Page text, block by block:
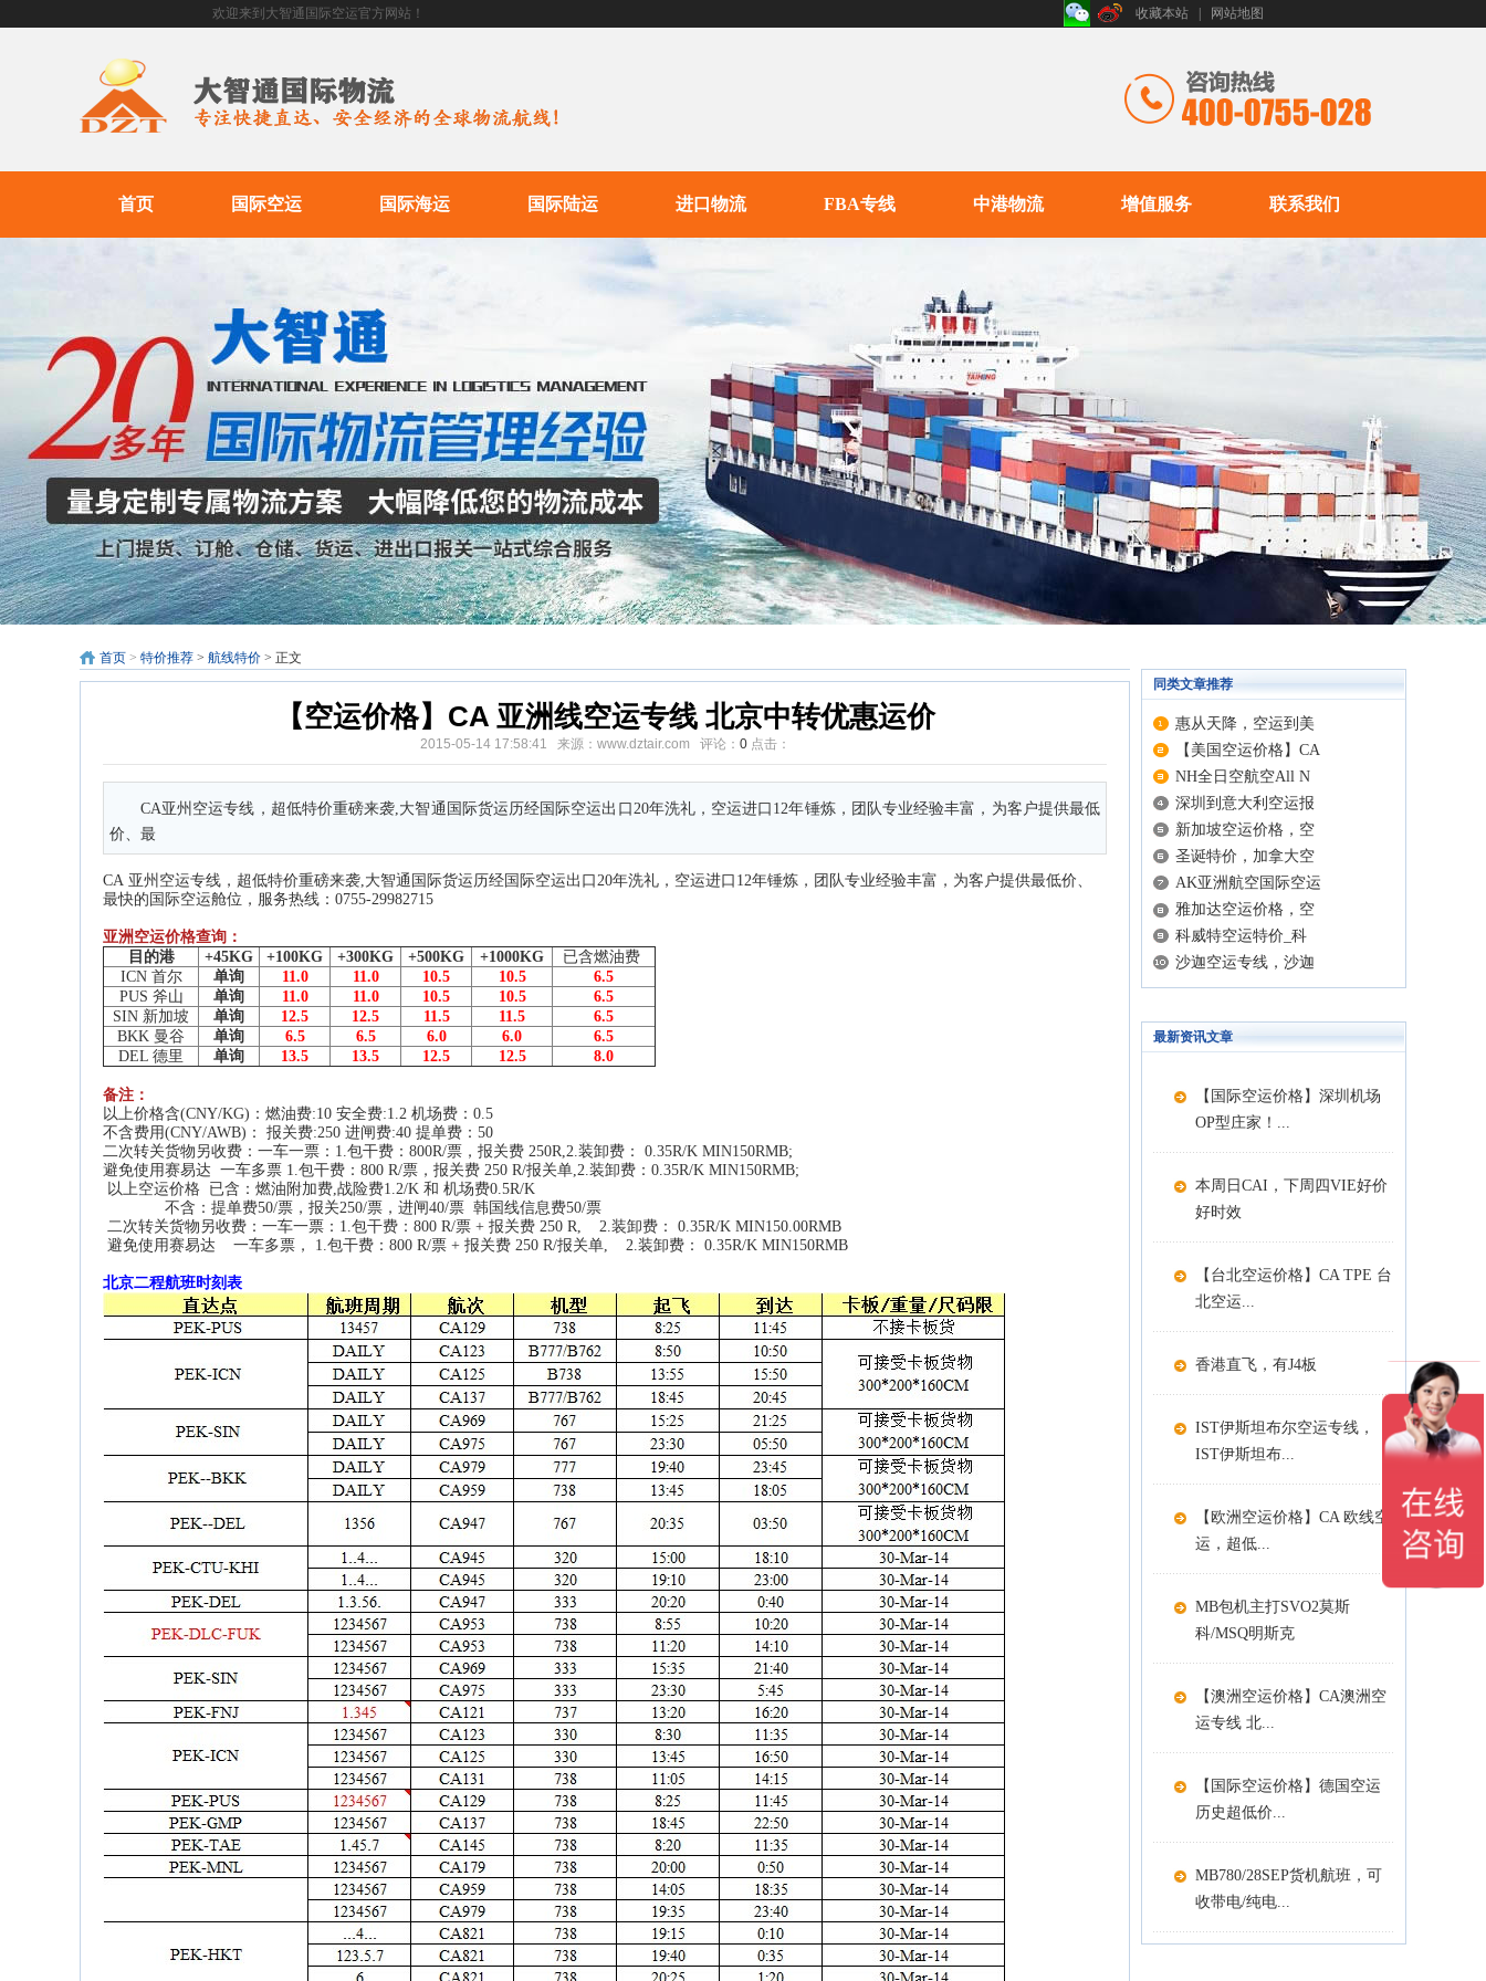
欢迎来到大智通国际空运官方网站！ 收藏本站 网站地图
首页 国际空运 国际海运 国际陆运 进口物流 FBA专线 中港物流 增值服务 联系我们
首页 > 特价推荐 > 航线特价 > 正文
【空运价格】CA 亚洲线空运专线 北京中转优惠运价
2015-05-14 17:58:41 来源：www.dztair.com 评论： 0点击：
CA亚州空运专线，超低特价重磅来袭,大智通国际货运历经国际空运出口20年洗礼，空运进口12年锤炼，团队专业经验丰富，为客户提供最低
价、最
CA 亚州 空运专线 ，超低特价重磅来袭,大智通 国际货运历经国际空运出口20年洗礼，空运进口12年锤炼，团队专业经验丰富，为客户提供最低价、
最快的国际空运舱位，服务热线：0755-29982715
亚洲空运价格查询：
目的港
+45KG +100KG +300KG +500KG +1000KG
已含燃油费
ICN 首尔
单询 11.0 11.0 10.5 10.5
6.5
PUS 斧山
单询 11.0 11.0 10.5 10.5
6.5
SIN 新加坡
单询 12.5 12.5 11.5 11.5
6.5
BKK 曼谷
单询 6.5 6.5 6.0 6.0
6.5
DEL 德里
单询 13.5 13.5 12.5 12.5 8.0
备注：
以上价格含(CNY/KG)：燃油费:10 安全费:1.2 机场费：0.5
不含费用(CNY/AWB)： 报关费:250 进闸费:40 提单费：50
二次转关货物另收费：一车一票：1.包干费：800R/票，报关费 250R,2.装卸费： 0.35R/K MIN150RMB;
避免使用赛易达 一车多票 1.包干费：800 R/票，报关费 250 R/报关单,2.装卸费：0.35R/K MIN150RMB;
以上空运价格 已含：燃油附加费,战险费1.2/K 和 机场费0.5R/K
不含：提单费50/票，报关250/票，进闸40/票 韩国线信息费50/票
二次转关货物另收费：一车一票：1.包干费：800 R/票 + 报关费 250 R, 2.装卸费： 0.35R/K MIN150.00RMB
避免使用赛易达 一车多票， 1.包干费：800 R/票 + 报关费 250 R/报关单, 2.装卸费： 0.35R/K MIN150RMB
北京二程航班时刻表
同类文章推荐
惠从天降，空运到美
【美国空运价格】CA
NH全日空航空All N
深圳到意大利空运报
新加坡空运价格，空
圣诞特价，加拿大空
AK亚洲航空国际空运
雅加达空运价格，空
科威特空运特价_科
沙迦空运专线，沙迦
最新资讯文章
【国际空运价格】深圳机场
OP型庄家！...
本周日CAI，下周四VIE好价
好时效
【台北空运价格】CA TPE 台
北空运...
香港直飞，有J4板
IST伊斯坦布尔空运专线，
IST伊斯坦布...
【欧洲空运价格】CA 欧线空
运，超低...
MB包机主打SVO2莫斯
科/MSQ明斯克
【澳洲空运价格】CA澳洲空
运专线 北...
【国际空运价格】德国空运
历史超低价...
MB780/28SEP货机航班，可
收带电/纯电...